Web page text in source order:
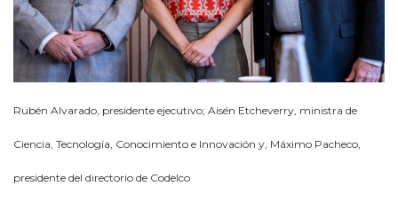
Rubén Alvarado, presidente ejecutivo; Aisén Etcheverry, ministra de
Ciencia, Tecnología, Conocimiento e Innovación y, Máximo Pacheco,
presidente del directorio de Codelco